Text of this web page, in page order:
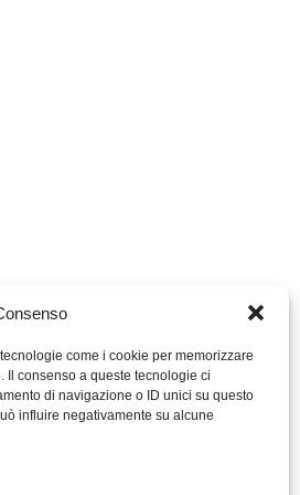
come i cookie per memorizzare
consenso a queste tecnologie ci
di navigazione o ID unici su questo
influire negativamente su alcune